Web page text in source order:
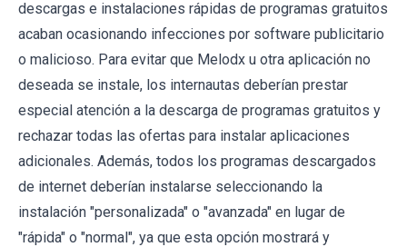
descargas e instalaciones rápidas de programas gratuitos
acaban ocasionando infecciones por software publicitario
o malicioso. Para evitar que Melodx u otra aplicación no
deseada se instale, los internautas deberían prestar
especial atención a la descarga de programas gratuitos y
rechazar todas las ofertas para instalar aplicaciones
adicionales. Además, todos los programas descargados
de internet deberían instalarse seleccionando la
instalación "personalizada" o "avanzada" en lugar de
"rápida" o "normal", ya que esta opción mostrará y